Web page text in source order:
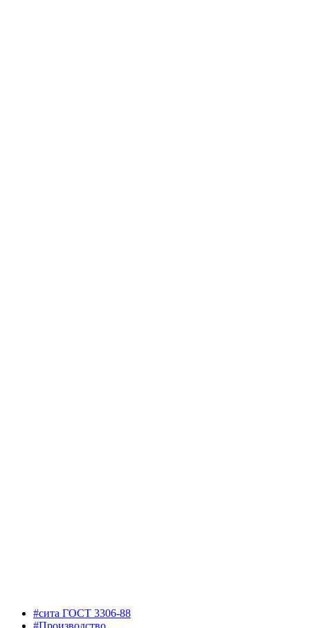
#сита ГОСТ 3306-88
#Производство